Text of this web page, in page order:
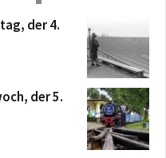
der 4.
der 5.